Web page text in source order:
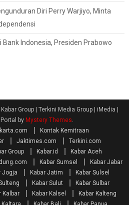
Diri Perry Warjiyo, Minta
Bank Indonesia, Presiden Prabowo
Group | Terkini Media Group | iMedia
by Mystery Themes.
Kontak Kemitraan
Jaktimes.com
Terkini.com
Group Kabar.id
Kabar Aceh
Kabar Sumsel
Kabar Jabar
Jogja Kabar Jatim
Kabar Sulsel
Kabar Sulut
Kabar Sulbar
Kalbar Kabar Kalsel
Kabar Kalteng